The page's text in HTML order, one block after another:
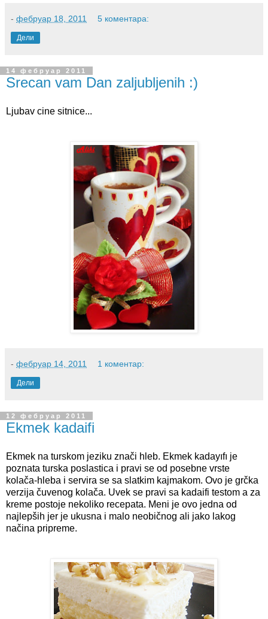
- фебруар 18, 2011 5 коментара:
Дели
14 фебруар 2011
Srecan vam Dan zaljubljenih :)
Ljubav cine sitnice...
- фебруар 14, 2011 1 коментар:
Дели
12 фебруар 2011
Ekmek kadaifi
Ekmek na turskom jeziku znači hleb. Ekmek kadayıfı je
poznata turska poslastica i pravi se od posebne vrste
kolača-hleba i servira se sa slatkim kajmakom. Ovo je grčka
verzija čuvenog kolača. Uvek se pravi sa kadaifi testom a za
kreme postoje nekoliko recepata. Meni je ovo jedna od
najlepših jer je ukusna i malo neobičnog ali jako lakog
načina pripreme.